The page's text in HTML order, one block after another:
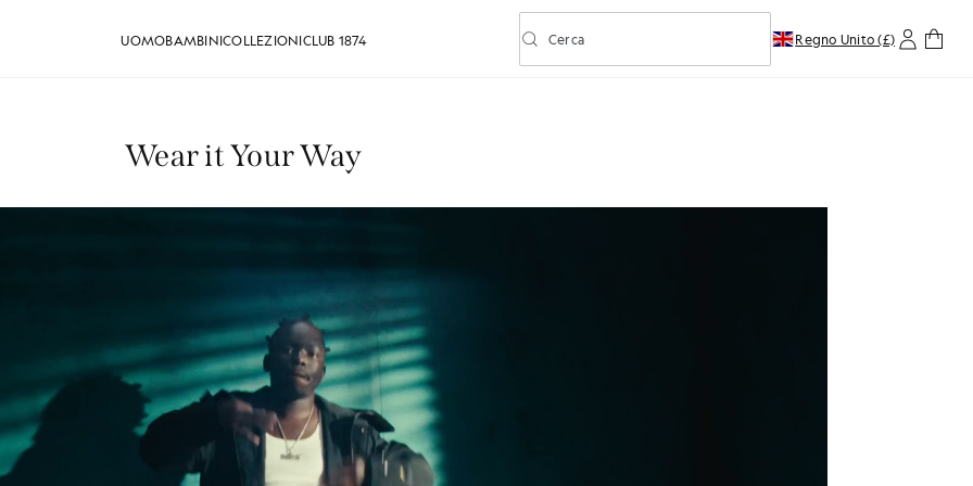
UOMOBAMBINICOLLEZIONICLUB 1874 Attiva/disattiva la ricerca predittiva
Cerca Regno Unito (£)
Wear it Your Way